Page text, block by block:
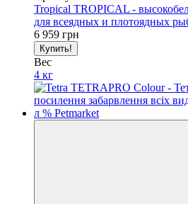
Tropical TROPICAL -
для всеядных и плотоядных
6 959 грн
Купить!
Вес
4 кг